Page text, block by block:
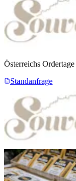
Österreichs
Standanfrage